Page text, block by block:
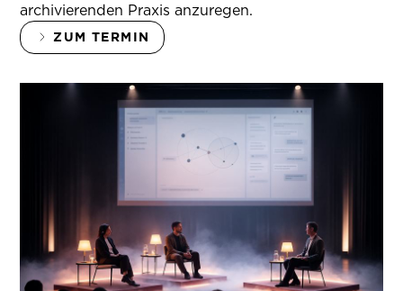
archivierenden Praxis anzuregen.
ZUM TERMIN